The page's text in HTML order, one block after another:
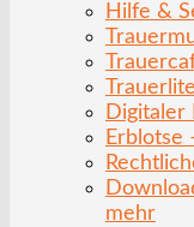
Hilfe &
Digitaler
Erblotse
mehr